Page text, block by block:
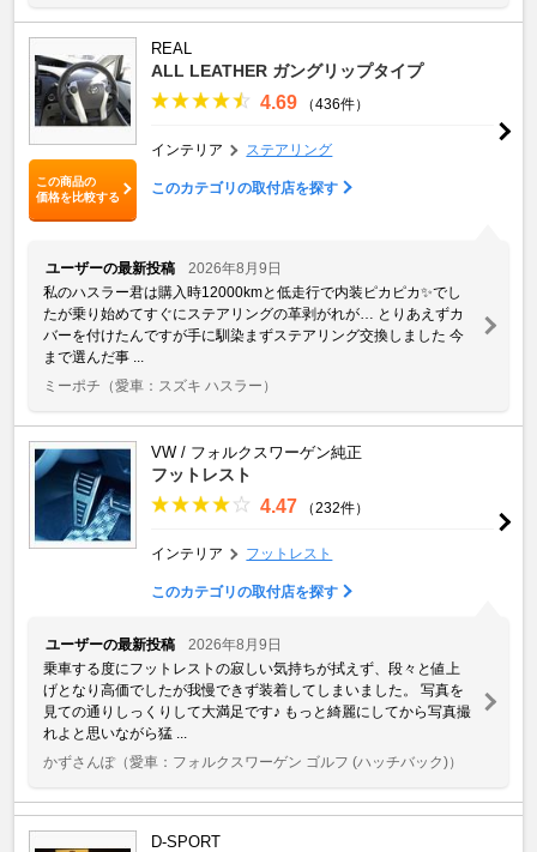
この商品の
価格を比較する
REAL
ALL LEATHER ガングリップタイプ
4.69 （436件）
インテリア ステアリング
このカテゴリの取付店を探す
ユーザーの最新投稿
2026年8月9日
私のハスラー君は購入時12000kmと低走行で内装ピカピカ✨でし
たが乗り始めてすぐにステアリングの革剥がれが… とりあえずカ
バーを付けたんですが手に馴染まずステアリング交換しました 今
まで選んだ事 ...
ミーポチ （愛車：スズキ ハスラー）
VW / フォルクスワーゲン純正
フットレスト
4.47 （232件）
インテリア フットレスト
このカテゴリの取付店を探す
ユーザーの最新投稿
2026年8月9日
乗車する度にフットレストの寂しい気持ちが拭えず、段々と値上
げとなり高価でしたが我慢できず装着してしまいました。 写真を
見ての通りしっくりして大満足です♪ もっと綺麗にしてから写真撮
れよと思いながら猛 ...
かずさんぽ（愛車：フォルクスワーゲン ゴルフ (ハッチバック)）
D-SPORT